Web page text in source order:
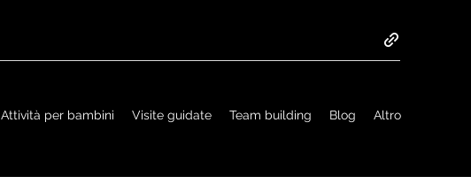
Attività per bambini Visite guidate Team building Blog Altro